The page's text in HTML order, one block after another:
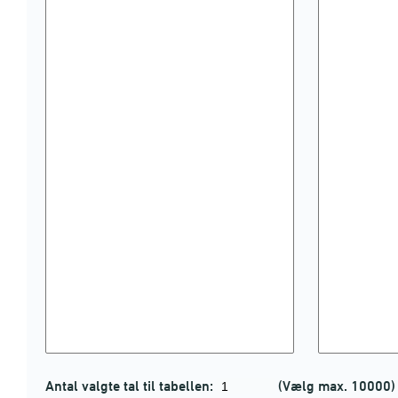
Antal valgte tal til tabellen: (Vælg max. 10000)